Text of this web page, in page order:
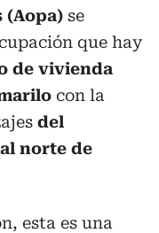
(Aopa) se
que hay
de vivienda
con la
del
norte de
esta es una